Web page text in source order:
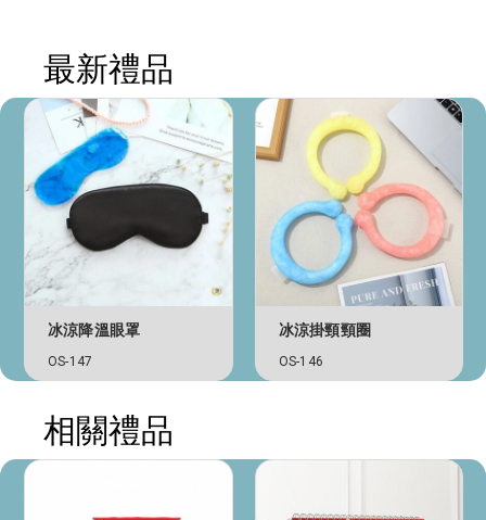
最新禮品
冰涼降溫眼罩
OS-147
冰涼掛頸頸圈
OS-146
相關禮品